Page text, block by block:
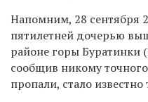
Напомним, 28 сентября
пятилетней дочерью
районе горы Буратинки
сообщив никому
пропали, стало